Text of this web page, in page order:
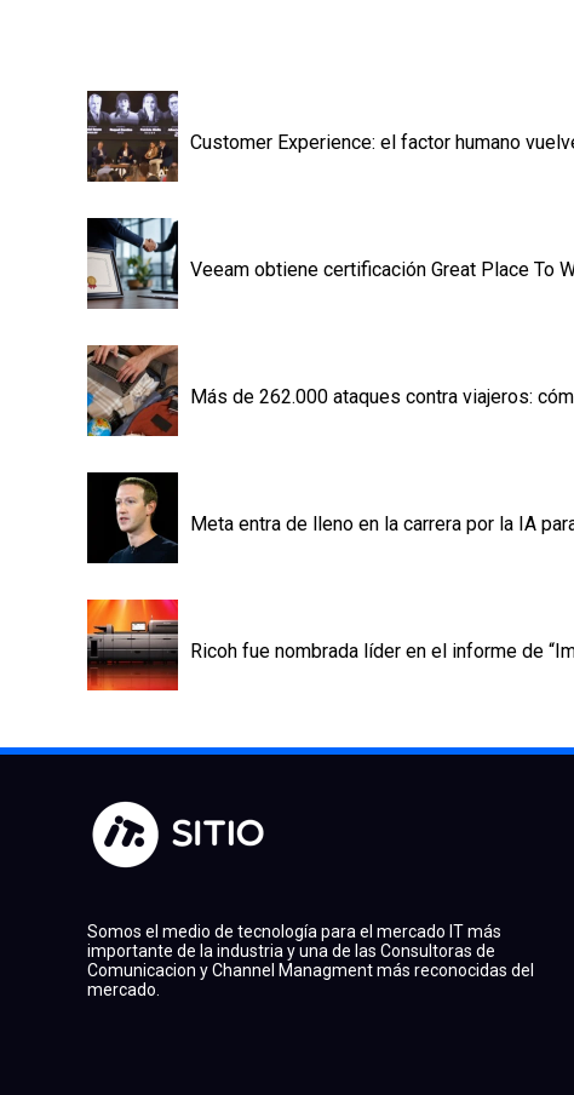
Customer Experience: el factor humano
Veeam obtiene certificación Great Place To
Más de 262.000 ataques contra viajeros:
Meta entra de lleno en la carrera por la IA
Ricoh fue nombrada líder en el informe de
Somos el medio de tecnología para el mercado IT más
importante de la industria y una de las Consultoras de
Comunicacion y Channel Managment más reconocidas del
mercado.